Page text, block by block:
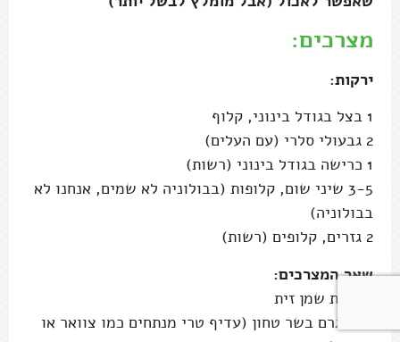
4 כפות שמן זית
500 גרם בשר טחון (עדיף טרי מנתחים כמו צוואר או
עלים מ4-5 גבעולי טימין
2 כוסות יין אדום או לבן (אפשר פחות – ראו הערה
למעלה)
2 כפות רוטב סויה איכותי (כן!!)
3 כוסות רוטב עגבניות ביתי או 1 בקבוק פאסאטה
משומרות
חופן עלי בזיליקום (מ-3-5 גבעולים)
מלח ופלפל שחור
1 חבילה (500 גרם) פסטה מסוג פטוצ'יני, פפרדלה או